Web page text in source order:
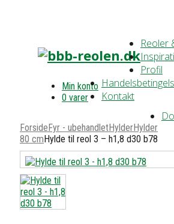
Min konto
0 varer
Reoler
Profil
Kontakt
ForsideFyr - ubehandletHylderHylder
80 cmHylde til reol 3 – h1,8 d30 b78